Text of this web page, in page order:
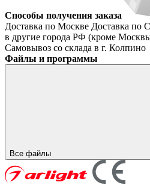
Способы получения заказа
Доставка по Москве Доставка по
в другие города РФ (кроме
Самовывоз со склада в г. Колпино
Файлы и программы
Все файлы